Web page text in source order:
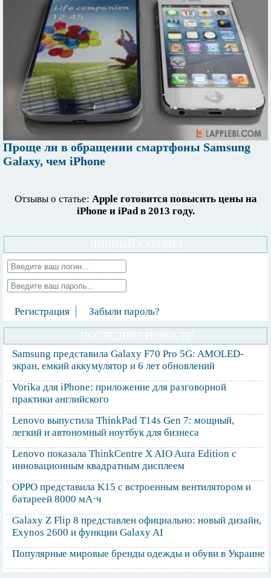
Проще ли в обращении смартфоны Samsung
Galaxy, чем iPhone
Отзывы о статье: Apple готовится повысить цены на
iPhone и iPad в 2013 году.
Регистрация Забыли пароль?
Samsung представила Galaxy F70 Pro 5G: AMOLED-
экран, емкий аккумулятор и 6 лет обновлений
Vorika для iPhone: приложение для разговорной
практики английского
Lenovo выпустила ThinkPad T14s Gen 7: мощный,
легкий и автономный ноутбук для бизнеса
Lenovo показала ThinkCentre X AIO Aura Edition с
инновационным квадратным дисплеем
OPPO представила K15 с встроенным вентилятором и
батареей 8000 мА·ч
Galaxy Z Flip 8 представлен официально: новый дизайн,
Exynos 2600 и функции Galaxy AI
Популярные мировые бренды одежды и обуви в Украине